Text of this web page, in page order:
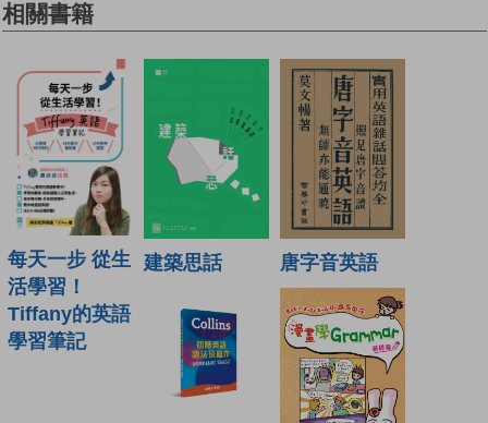
相關書籍
每天一步 從生
活學習！
Tiffany的英語
學習筆記
建築思話 唐字音英語